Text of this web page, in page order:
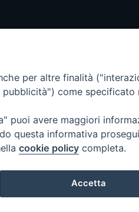
per altre finalità
come specificato
puoi avere maggiori
questa informativa
cookie policy completa.
Accetta